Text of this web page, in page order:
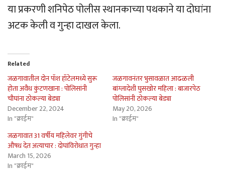
या प्रकरणी शनिपेठ पोलीस स्थानकाच्या पथकाने या दोघांना
अटक केली व गुन्हा दाखल केला.
Related
जळगावातील दोन पॉश हॉटेलमध्ये सुरू
होता अवैध कुंटणखाना : पोलिसांनी
चौघांना ठोकल्या बेड्या
December 22, 2024
In "क्राईम"
जळगावनंतर भुसावळात आढळली
बांग्लादेशी घुसखोर महिला : बाजारपेठ
पोलिसांनी ठोकल्या बेड्या
May 20, 2026
In "क्राईम"
जळगावात 31 वर्षीय महिलेवर गुंगीचे
औषध देत अत्याचार : दोघांविरोधात गुन्हा
March 15, 2026
In "क्राईम"